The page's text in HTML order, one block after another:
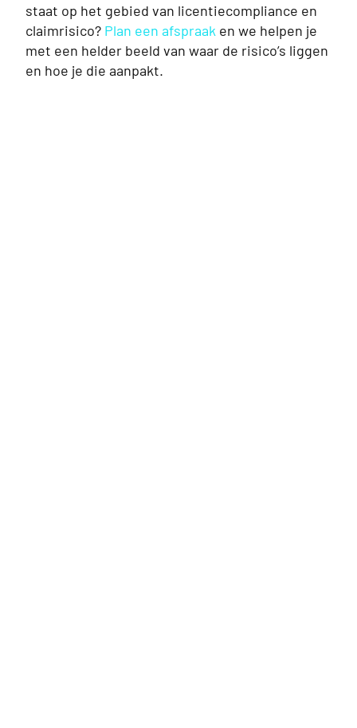
staat op het gebied van licentiecompliance en
claimrisico? Plan een afspraak en we helpen je
met een helder beeld van waar de risico’s liggen
en hoe je die aanpakt.